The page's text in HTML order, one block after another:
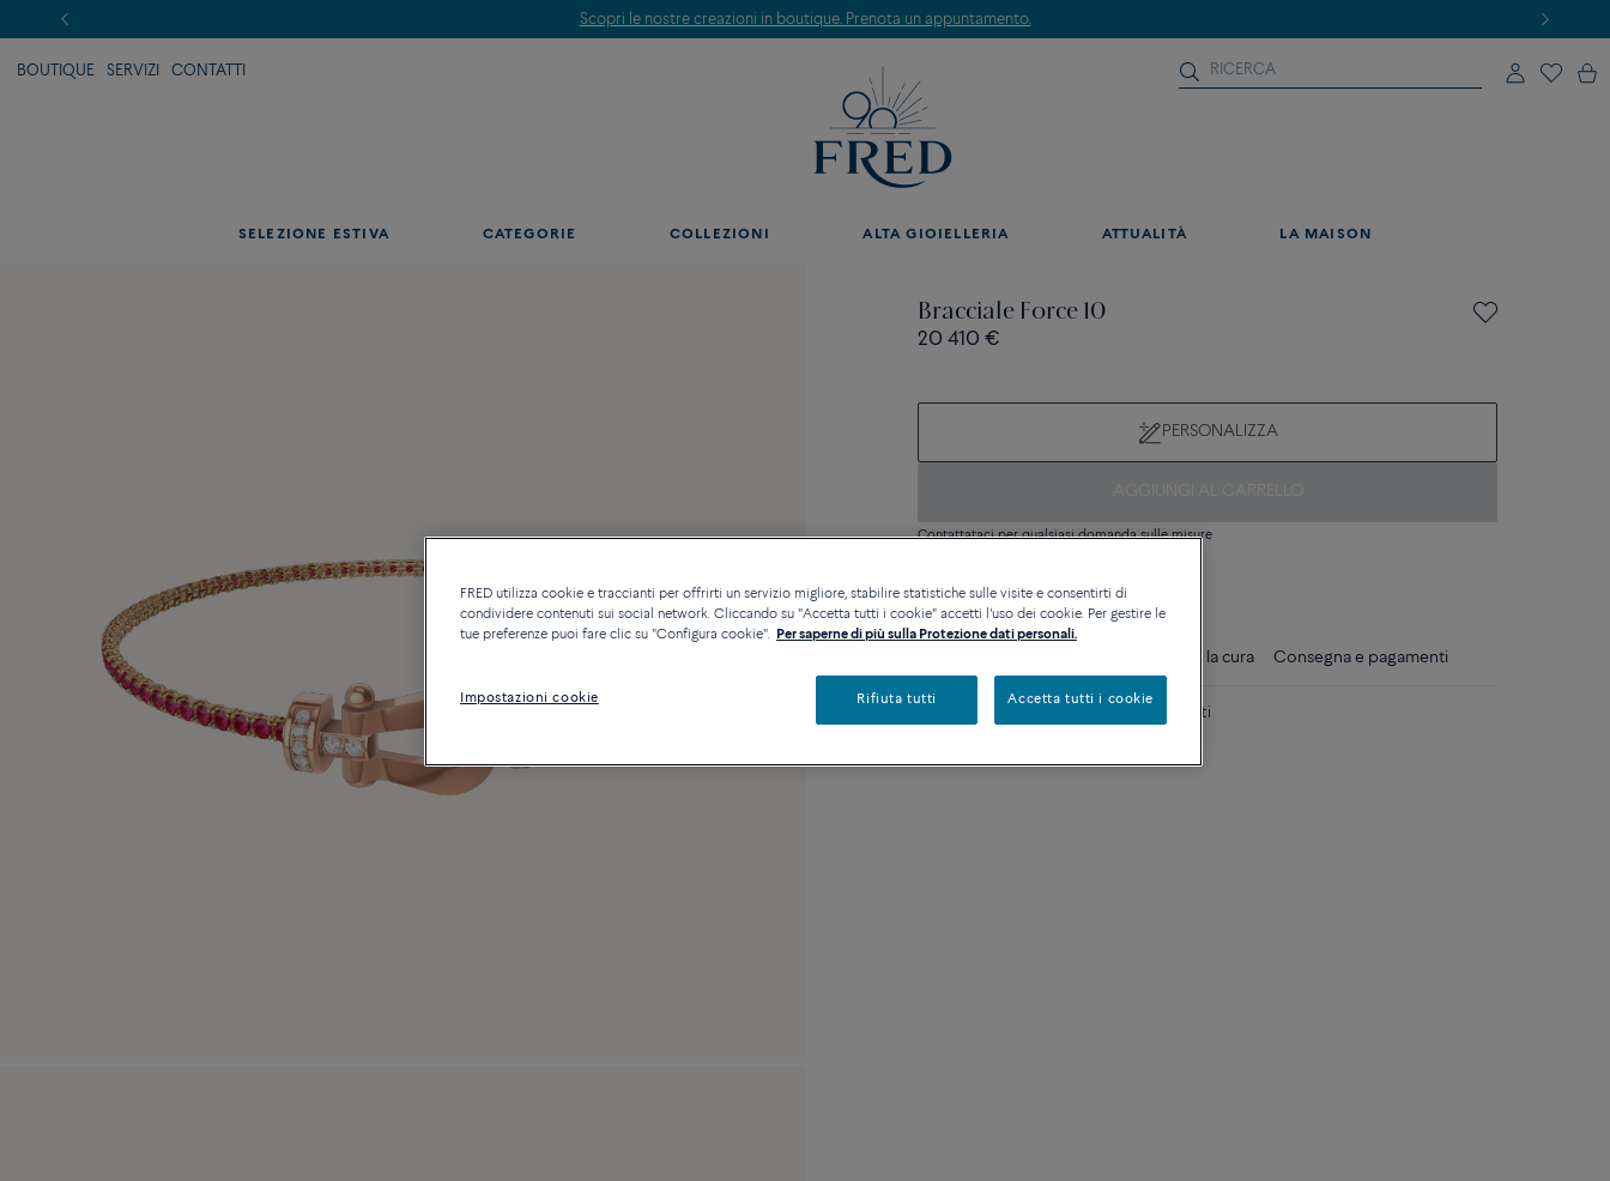
Scopri le nostre creazioni in boutique. Prenota un appuntamento.
BOUTIQUE SERVIZI CONTATTI
SELEZIONE ESTIVA CATEGORIE COLLEZIONI ALTA GIOIELLERIA ATTUALITÀ LA MAISON
Bracciale Force 10
20 410 €
PERSONALIZZA
Contattataci per qualsiasi domanda sulle misure
Consigli per la cura Consegna e pagamenti
Misura media in oro rosa 18k e diamanti
FRED utilizza cookie e traccianti per offrirti un servizio migliore, stabilire statistiche sulle visite e consentirti di
condividere contenuti sui social network. Cliccando su "Accetta tutti i cookie" accetti l'uso dei cookie. Per gestire le
tue preferenze puoi fare clic su "Configura cookie". Per saperne di più sulla Protezione dati personali.
Impostazioni cookie Rifiuta tutti Accetta tutti i cookie